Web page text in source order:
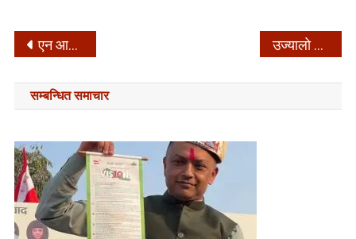
Post
navigation
एन आरएनभित्रको आन्तरिक राजनीति र मन्त्री बब्लु गुप्ताको अमेरिका भ्रमण विवाद – उज्यालो नेपाल पार्टीद्वारा प्रतिनिधिसभा निर्वाचनका लागि उम्मेदवार आह्वान –
सम्बन्धित समाचार